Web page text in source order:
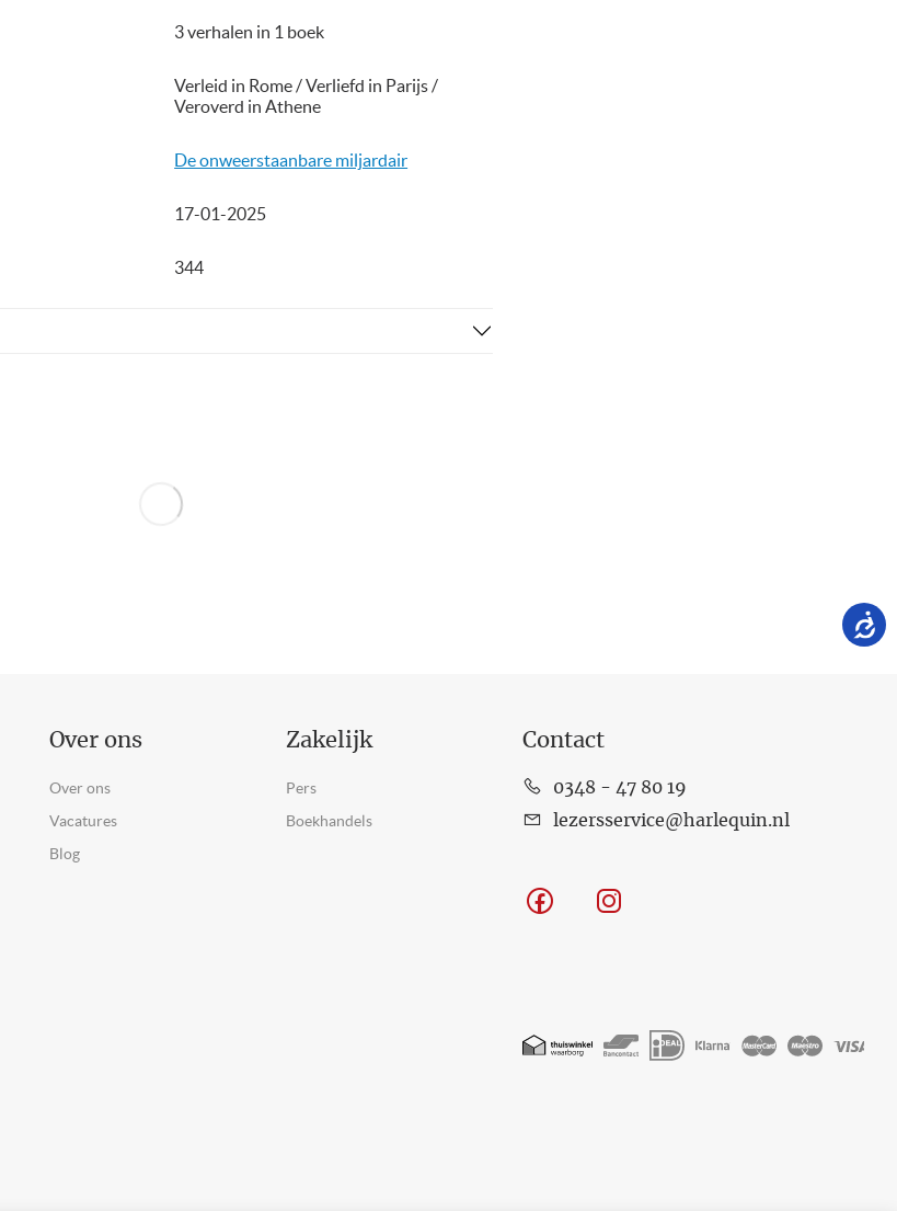
3 verhalen in 1 boek
Verleid in Rome / Verliefd in Parijs /
Veroverd in Athene
De onweerstaanbare miljardair
17-01-2025
344
Over ons
Over ons
Vacatures
Blog
Zakelijk
Pers
Boekhandels
Contact
0348 - 47 80 19
lezersservice@harlequin.nl
Facebook
Geaccepteerde
betaalmethoden